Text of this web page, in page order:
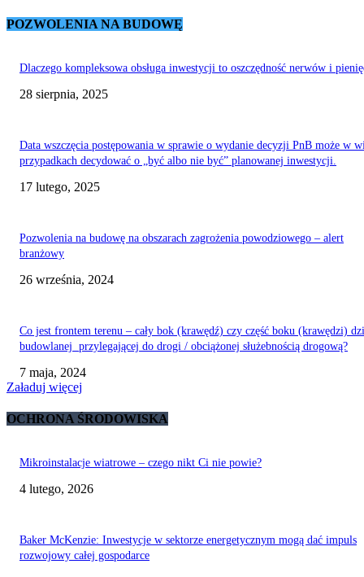
POZWOLENIA NA BUDOWĘ
Dlaczego kompleksowa obsługa inwestycji to oszczędność nerwów i
28 sierpnia, 2025
Data wszczęcia postępowania w sprawie o wydanie decyzji PnB może w
przypadkach decydować o „być albo nie być” planowanej inwestycji.
17 lutego, 2025
Pozwolenia na budowę na obszarach zagrożenia powodziowego – alert
branżowy
26 września, 2024
Co jest frontem terenu – cały bok (krawędź) czy część boku (krawędzi)
budowlanej przylegającej do drogi / obciążonej służebnością drogową?
7 maja, 2024
Załaduj więcej
OCHRONA ŚRODOWISKA
Mikroinstalacje wiatrowe – czego nikt Ci nie powie?
4 lutego, 2026
Baker McKenzie: Inwestycje w sektorze energetycznym mogą dać impuls
rozwojowy całej gospodarce